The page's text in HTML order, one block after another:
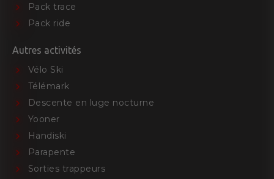
Pack trace
Pack ride
Autres activités
Vélo Ski
Télémark
Descente en luge nocturne
Yooner
Handiski
Parapente
Sorties trappeurs